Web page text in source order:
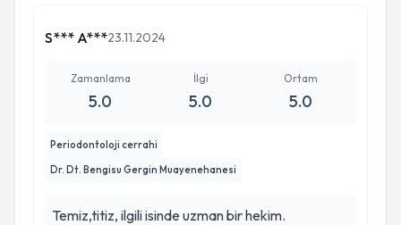
S*** A***23.11.2024
Zamanlama
5.0
İlgi
5.0
Ortam
5.0
Periodontoloji cerrahi
Dr. Dt. Bengisu Gergin Muayenehanesi
Temiz,titiz, ilgili isinde uzman bir hekim.